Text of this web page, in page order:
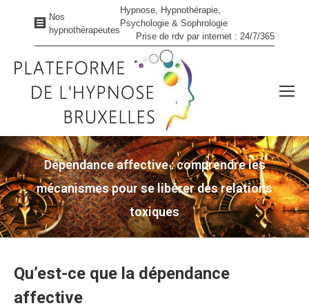
Nos
hypnothérapeutes
Hypnose, Hypnothérapie,
Psychologie & Sophrologie
Prise de rdv par internet : 24/7/365
Dépendance affective : comprendre les
mécanismes pour se libérer des relations
toxiques
Vous êtes ici :
Qu’est-ce que la dépendance
affective